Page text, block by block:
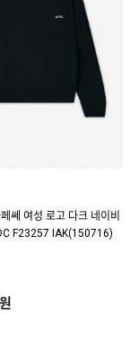
쎄 여성 로고 다크 네이비
F23257 IAK(150716)